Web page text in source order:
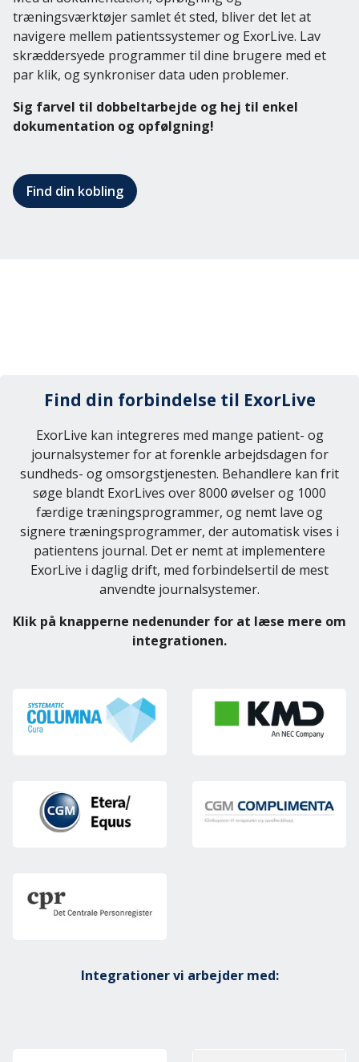
Log ind
Dansk
Svenska
Norsk
træningsværktøjer samlet ét sted, bliver det let at
navigere mellem patientssystemer og ExorLive. Lav
skræddersyede programmer til dine brugere med et
par klik, og synkroniser data uden problemer.
Sig farvel til dobbeltarbejde og hej til enkel
dokumentation og opfølgning!
Find din kobling
Find din forbindelse til ExorLive
ExorLive kan integreres med mange patient- og
journalsystemer for at forenkle arbejdsdagen for
sundheds- og omsorgstjenesten. Behandlere kan frit
søge blandt ExorLives over 8000 øvelser og 1000
færdige træningsprogrammer, og nemt lave og
signere træningsprogrammer, der automatisk vises i
patientens journal. Det er nemt at implementere
ExorLive i daglig drift, med forbindelsertil de mest
anvendte journalsystemer.
Klik på knapperne nedenunder for at læse mere om
integrationen.
Integrationer vi arbejder med: